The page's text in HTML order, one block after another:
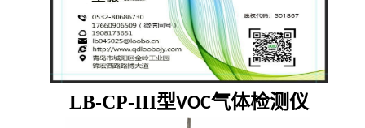
LB-CP-III型VOC气体检测仪